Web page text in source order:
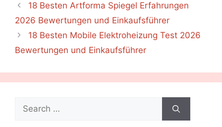
18 Besten Artforma Spiegel Erfahrungen
2026 Bewertungen und Einkaufsführer
18 Besten Mobile Elektroheizung Test 2026
Bewertungen und Einkaufsführer
Search
for: